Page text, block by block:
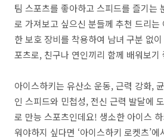
팀 스포츠를 좋아하고 스피드를 즐기는
로 가져보고 싶으신 분들께 추천 드리는
한 보호 장비를 착용하여 남녀 구분 없
포츠로, 친구나 연인끼리 함께 배워보기
아이스하키는 유산소 운동, 근력 강화,
인 스피드와 민첩성, 전신 근력 발달에
로 만능 스포츠인데요! 생소한 아이스
워야하지 싶다면 ‘아이스하키 로켓츠’